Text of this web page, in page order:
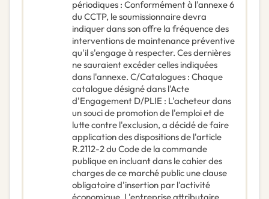
périodiques : Conformément à l'annexe 6
du CCTP, le soumissionnaire devra
indiquer dans son offre la fréquence des
interventions de maintenance préventive
qu'il s'engage à respecter. Ces dernières
ne sauraient excéder celles indiquées
dans l'annexe. C/Catalogues : Chaque
catalogue désigné dans l'Acte
d'Engagement D/PLIE : L'acheteur dans
un souci de promotion de l'emploi et de
lutte contre l'exclusion, a décidé de faire
application des dispositions de l'article
R.2112-2 du Code de la commande
publique en incluant dans le cahier des
charges de ce marché public une clause
obligatoire d'insertion par l'activité